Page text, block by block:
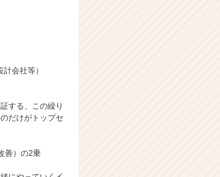
会社等）
する、この繰り
だけがトップセ
善）の2乗